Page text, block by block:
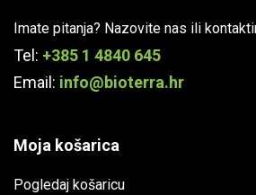
Imate pitanja? Nazovite nas ili
Tel: +385 1 4840 645
Email: info@bioterra.hr
Moja košarica
Pogledaj košaricu